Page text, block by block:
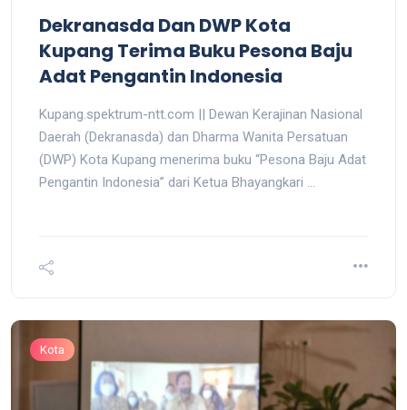
Dekranasda Dan DWP Kota
Kupang Terima Buku Pesona Baju
Adat Pengantin Indonesia
Kupang.spektrum-ntt.com || Dewan Kerajinan Nasional
Daerah (Dekranasda) dan Dharma Wanita Persatuan
(DWP) Kota Kupang menerima buku “Pesona Baju Adat
Pengantin Indonesia” dari Ketua Bhayangkari ...
Kota